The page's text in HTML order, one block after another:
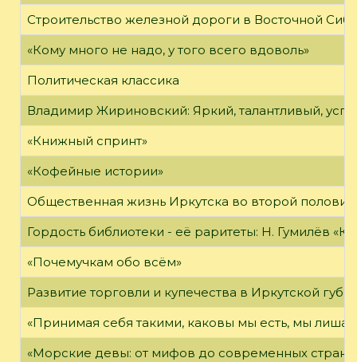
Строительство железной дороги в Восточной
«Кому много не надо, у того всего вдоволь»
Политическая классика
Владимир Жириновский: Яркий, талантливый,
«Книжный спринт»
«Кофейные истории»
Общественная жизнь Иркутска во второй
Гордость библиотеки - её раритеты: Н. Гумилёв
«Почемучкам обо всём»
Развитие торговли и купечества в Иркутской
«Принимая себя такими, каковы мы есть, мы
«Морские девы: от мифов до современных